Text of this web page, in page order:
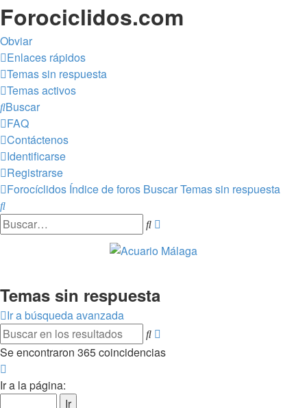
Forociclidos.com
Obviar
Enlaces rápidos
Temas sin respuesta
Temas activos
Buscar
FAQ
Contáctenos
Identificarse
Registrarse
Forocíclidos Índice de foros BuscarTemas sin respuesta
Buscar
Buscar
Temas sin respuesta
Ir a búsqueda avanzada
Buscar
avanzada
Se encontraron 365 coincidencias
1
Ir a la página: